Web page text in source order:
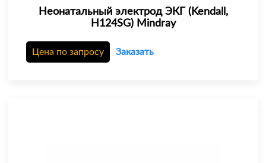
Неонатальный электрод ЭКГ (Kendall,
H124SG) Mindray
Цена по запросу Заказать